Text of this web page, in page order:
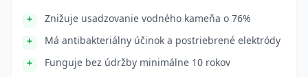
Znižuje usadzovanie vodného kameňa o 76%
Má antibakteriálny účinok a postriebrené elektródy
Funguje bez údržby minimálne 10 rokov